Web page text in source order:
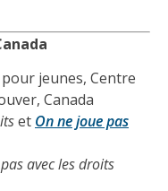
jeunes, Centre
Canada
et On ne joue pas
avec les droits